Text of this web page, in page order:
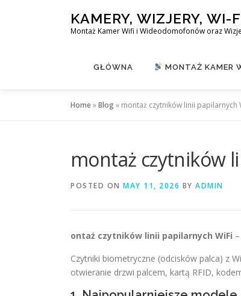
KAMERY, WIZJERY, WI-
Montaż Kamer Wifi i Wideodomofonów oraz
GŁÓWNA MONTAŻ KAMER
Home»Blog» montaż czytników linii papilarnych
montaż czytników
POSTED ON MAY 11, 2026 BY ADMIN
ontaż czytników linii papilarnych WiFi
Czytniki biometryczne (odcisków palca) z
otwieranie drzwi palcem, kartą RFID,